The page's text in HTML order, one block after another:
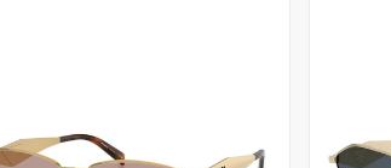
KADIN